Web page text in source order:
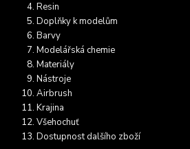
Resin
Doplňky k modelům
Barvy
Modelářská chemie
Materiály
Nástroje
Airbrush
Krajina
Všehochuť
Dostupnost dalšího zboží